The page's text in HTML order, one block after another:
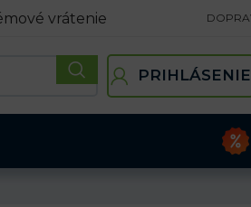
vrátenie
PRIHLÁSENIE